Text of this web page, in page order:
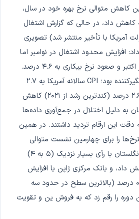
کاهش متوالی نرخ بهره خود در سال،
واحد پایه کاهش داد، در حالی که گزارش اشتغال
آمریکا با تأخیر منتشر شد) تصویری
داد: افزایش محدود اشتغال در نوامبر اما
بازنگری منفی شدید آمار اکتبر و صعود نرخ بیکاری به ۴.۶ درصد.
داده‌های تورمی نیز غافلگیرکننده بود؛ CPI سالانه آمریکا به ۲.۷
درصد و تورم هسته به ۲.۶ درصد (کندترین رشد از ۲۰۲۱) کاهش
به دلیل اختلال در جمع‌آوری داده‌ها
این ارقام تردید داشتند. در همین
را برای چهارمین نشست متوالی
ثابت نگه داشت، بانک انگلستان با رأی بسیار نزدیک (۵ به ۴)
درصد کاهش داد، و بانک مرکزی ژاپن با افزایش
تاریخی نرخ بهره به ۰.۷۵ درصد (بالاترین سطح در حدود سه
دوره را رقم زد که به فروش ین و تقویت